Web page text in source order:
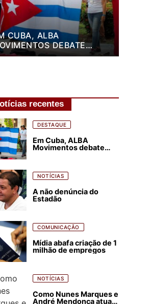
CUBA, ALBA
DEBATE
DE LUTA PARA OS
recentes
DESTAQUE
Em Cuba, ALBA
Movimentos debate
NOTÍCIAS
A não denúncia do
Estadão
COMUNICAÇÃO
Mídia abafa criação de 1
milhão de empregos
NOTÍCIAS
Como Nunes Marques e
André Mendonça atuam